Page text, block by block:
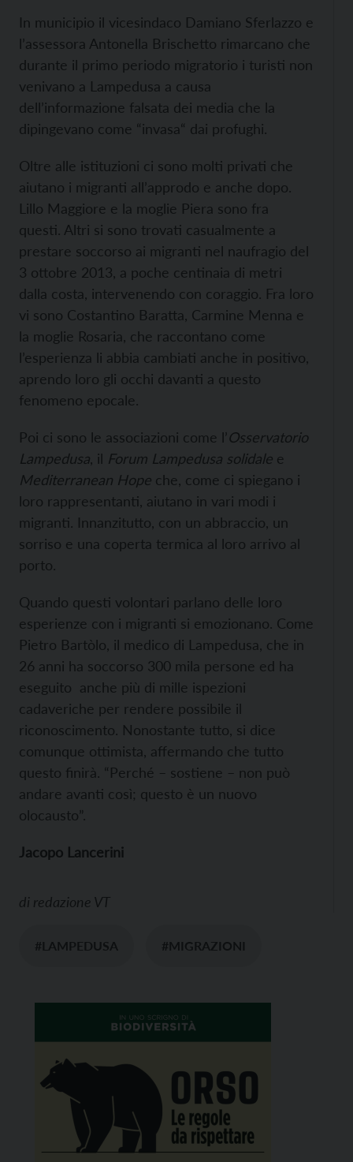
In municipio il vicesindaco Damiano Sferlazzo e
l’assessora Antonella Brischetto rimarcano che
durante il primo periodo migratorio i turisti non
venivano a Lampedusa a causa
dell’informazione falsata dei media che la
dipingevano come “invasa“ dai profughi.
Oltre alle istituzioni ci sono molti privati che
aiutano i migranti all’approdo e anche dopo.
Lillo Maggiore e la moglie Piera sono fra
questi. Altri si sono trovati casualmente a
prestare soccorso ai migranti nel naufragio del
3 ottobre 2013, a poche centinaia di metri
dalla costa, intervenendo con coraggio. Fra loro
vi sono Costantino Baratta, Carmine Menna e
la moglie Rosaria, che raccontano come
l’esperienza li abbia cambiati anche in positivo,
aprendo loro gli occhi davanti a questo
fenomeno epocale.
Poi ci sono le associazioni come l’Osservatorio
Lampedusa , il Forum Lampedusa solidale e
Mediterranean Hope che, come ci spiegano i
loro rappresentanti, aiutano in vari modi i
migranti. Innanzitutto, con un abbraccio, un
sorriso e una coperta termica al loro arrivo al
porto.
Quando questi volontari parlano delle loro
esperienze con i migranti si emozionano. Come
Pietro Bartòlo, il medico di Lampedusa, che in
26 anni ha soccorso 300 mila persone ed ha
eseguito anche più di mille ispezioni
cadaveriche per rendere possibile il
riconoscimento. Nonostante tutto, si dice
comunque ottimista, affermando che tutto
questo finirà. “Perché – sostiene – non può
andare avanti così; questo è un nuovo
olocausto”.
Jacopo Lancerini
di redazione VT
#LAMPEDUSA #MIGRAZIONI